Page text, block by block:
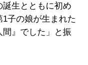
生とともに初め
子の娘が生まれた
間』でした」と振